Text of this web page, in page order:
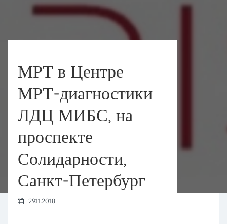
МРТ в Центре
МРТ-диагностики
ЛДЦ МИБС, на
проспекте
Солидарности,
Санкт-Петербург
29.11.2018